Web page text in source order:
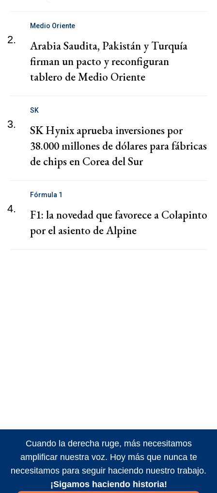
2.
Medio Oriente
Arabia Saudita, Pakistán y Turquía
firman un pacto y reconfiguran
tablero de Medio Oriente
3.
SK
SK Hynix aprueba inversiones por
38.000 millones de dólares para fábricas
de chips en Corea del Sur
4.
Fórmula 1
F1: la novedad que favorece a Colapinto
por el asiento de Alpine
Cuando la derecha ruge, más necesitamos
amplificar nuestra voz. Hoy más que nunca te
necesitamos para seguir haciendo nuestro trabajo.
¡Sigamos haciendo historia!